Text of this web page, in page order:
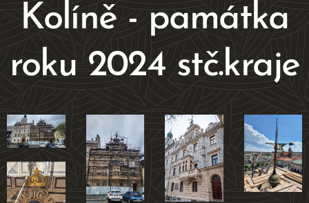
Kolíně - památka
roku 2024 stč.kraje